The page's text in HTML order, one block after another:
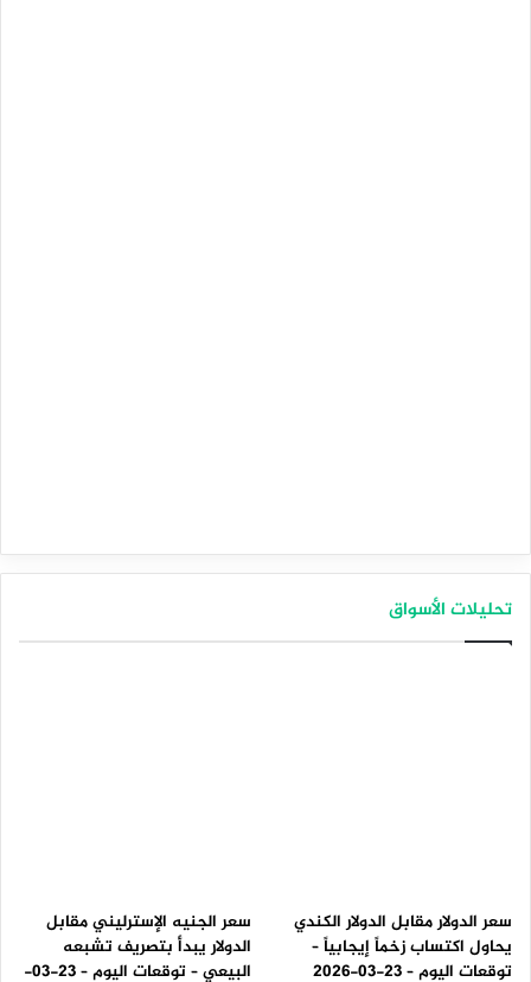
تحليلات الأسواق
سعر الدولار مقابل الدولار الكندي
يحاول اكتساب زخماً إيجابياً –
توقعات اليوم – 23-03-2026
سعر الجنيه الإسترليني مقابل
الدولار يبدأ بتصريف تشبعه
البيعي – توقعات اليوم – 23-03-